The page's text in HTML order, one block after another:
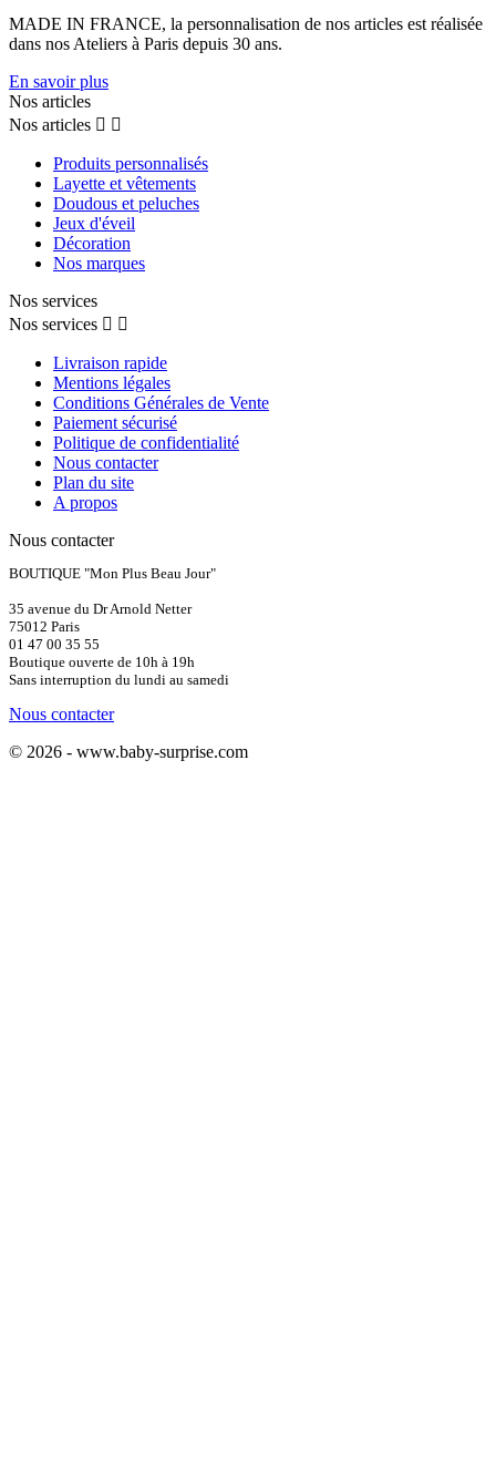
MADE IN FRANCE, la personnalisation de nos articles est réalisée
dans nos Ateliers à Paris depuis 30 ans.
En savoir plus
Nos articles
Nos articles  
Produits personnalisés
Layette et vêtements
Doudous et peluches
Jeux d'éveil
Décoration
Nos marques
Nos services
Nos services  
Livraison rapide
Mentions légales
Conditions Générales de Vente
Paiement sécurisé
Politique de confidentialité
Nous contacter
Plan du site
A propos
Nous contacter
BOUTIQUE "Mon Plus Beau Jour"
35 avenue du Dr Arnold Netter
75012 Paris
01 47 00 35 55
Boutique ouverte de 10h à 19h
Sans interruption du lundi au samedi
Nous contacter
© 2026 - www.baby-surprise.com